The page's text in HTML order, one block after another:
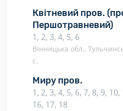
Квітневий пров.
Першотравневий)
1, 2, 3, 4, 5, 6
Вінницька обл.,
с.
Миру пров.
1, 2, 3, 4, 5, 6, 7, 8, 9,
16, 17, 18